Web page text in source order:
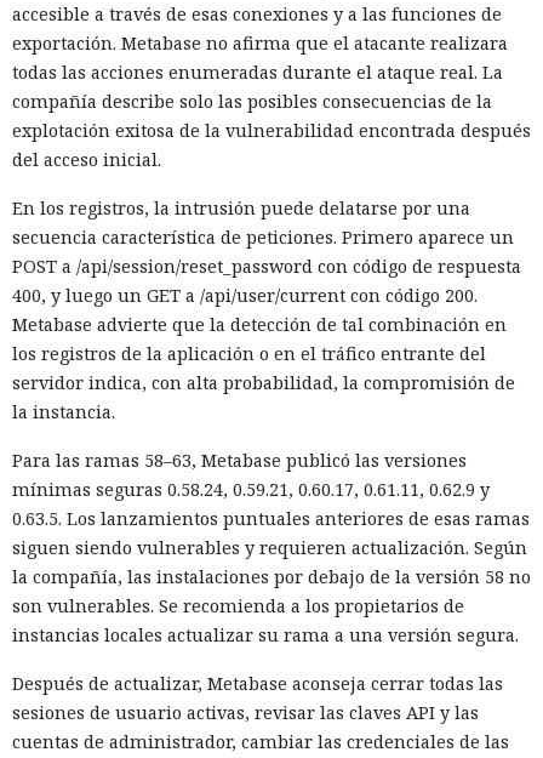
accesible a través de esas conexiones y a las funciones de
exportación. Metabase no afirma que el atacante realizara
todas las acciones enumeradas durante el ataque real. La
compañía describe solo las posibles consecuencias de la
explotación exitosa de la vulnerabilidad encontrada después
del acceso inicial.
En los registros, la intrusión puede delatarse por una
secuencia característica de peticiones. Primero aparece un
POST a /api/session/reset_password con código de respuesta
400, y luego un GET a /api/user/current con código 200.
Metabase advierte que la detección de tal combinación en
los registros de la aplicación o en el tráfico entrante del
servidor indica, con alta probabilidad, la compromisión de
la instancia.
Para las ramas 58–63, Metabase publicó las versiones
mínimas seguras 0.58.24, 0.59.21, 0.60.17, 0.61.11, 0.62.9 y
0.63.5. Los lanzamientos puntuales anteriores de esas ramas
siguen siendo vulnerables y requieren actualización. Según
la compañía, las instalaciones por debajo de la versión 58 no
son vulnerables. Se recomienda a los propietarios de
instancias locales actualizar su rama a una versión segura.
Después de actualizar, Metabase aconseja cerrar todas las
sesiones de usuario activas, revisar las claves API y las
cuentas de administrador, cambiar las credenciales de las